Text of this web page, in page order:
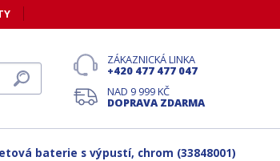
ZÁKAZNICKÁ LINKA
+420 477 477 047
NAD 9 999 KČ
DOPRAVA ZDARMA
baterie s výpustí, chrom (33848001)